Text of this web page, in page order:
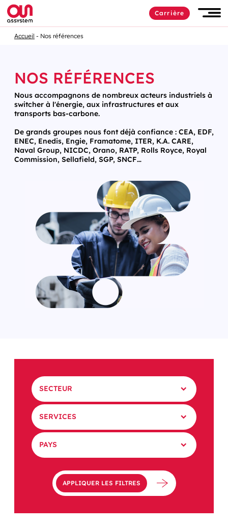
Carrière
Accueil Nos références
NOS RÉFÉRENCES
Nous accompagnons de nombreux acteurs industriels à
switcher à l'énergie, aux infrastructures et aux
transports bas-carbone.
De grands groupes nous font déjà confiance : CEA, EDF,
ENEC, Enedis, Engie, Framatome, ITER, K.A. CARE,
Naval Group, NICDC, Orano, RATP, Rolls Royce, Royal
Commission, Sellafield, SGP, SNCF…
SECTEUR
SERVICES
PAYS
APPLIQUER LES FILTRES